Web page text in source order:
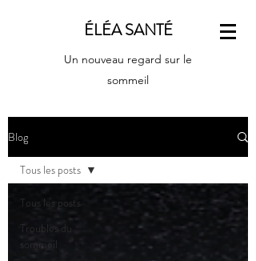
ÉLÉA SANTÉ
Un nouveau regard sur le
sommeil
Blog
Tous les posts
Troubles du
sommeil
Tous les posts